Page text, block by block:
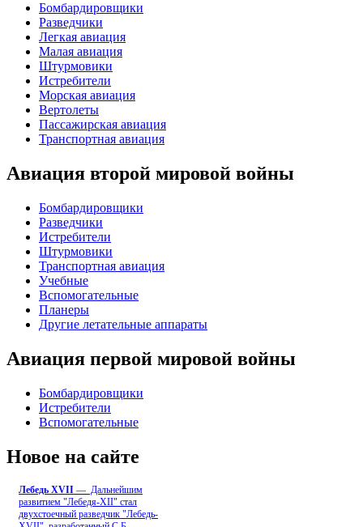
Бомбардировщики
Разведчики
Легкая авиация
Малая авиация
Штурмовики
Истребители
Морская авиация
Вертолеты
Пассажирская авиация
Транспортная авиация
Авиация второй мировой войны
Бомбардировщики
Разведчики
Истребители
Штурмовики
Транспортная авиация
Учебные
Вспомогательные
Планеры
Другие летательные аппараты
Авиация первой мировой войны
Бомбардировщики
Истребители
Вспомогательные
Новое на сайте
Лебедь ХVII — Дальнейшим
развитием "Лебедя-ХII" стал
двухстоечный разведчик "Лебедь-